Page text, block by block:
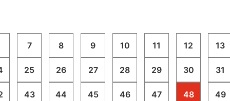
aspettative dei clienti in costante
evoluzione, le aziende si trovano oggi a
dover ridisegnare il proprio modello di
business per diventare sempre più
customer-centric, guidare il cambiamento
e rispondere a sfide ingaggianti come:
7 8 9 10 11 12 13
25 26 27 28 29 30 31
43 44 45 46 47 48 49